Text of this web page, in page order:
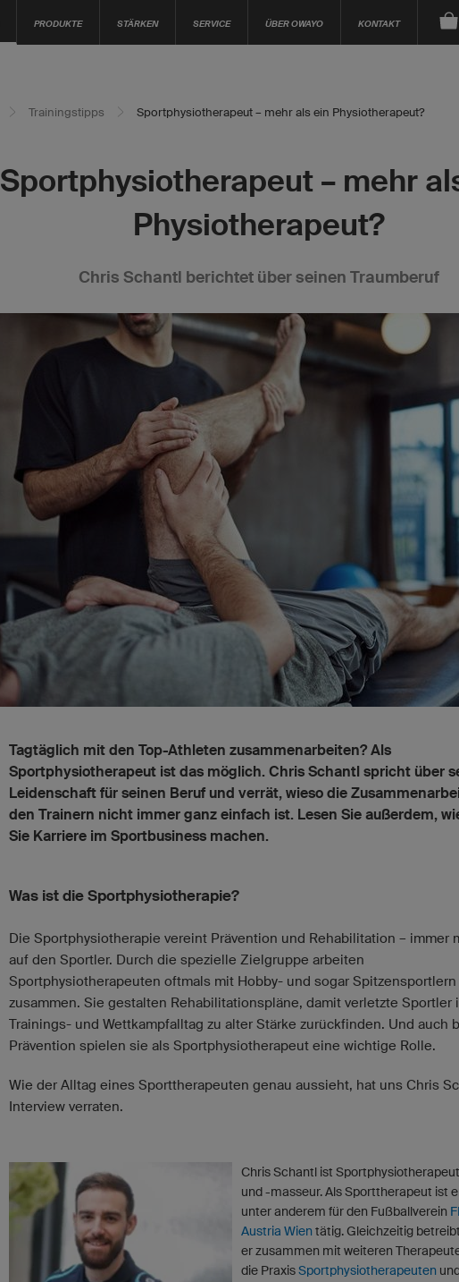
PRODUKTE STÄRKEN SERVICE ÜBER OWAYO KONTAKT
Trainingstipps Sportphysiotherapeut – mehr als ein Physiotherapeut?
Sportphysiotherapeut – mehr
Physiotherapeut?
Chris Schantl berichtet über seinen Traumberuf
Tagtäglich mit den Top-Athleten zusammenarbeiten? Als
Sportphysiotherapeut ist das möglich. Chris Schantl spricht über
Leidenschaft für seinen Beruf und verrät, wieso die
den Trainern nicht immer ganz einfach ist. Lesen Sie außerdem,
Sie Karriere im Sportbusiness machen.
Was ist die Sportphysiotherapie?
Die Sportphysiotherapie vereint Prävention und Rehabilitation – immer
auf den Sportler. Durch die spezielle Zielgruppe arbeiten
Sportphysiotherapeuten oftmals mit Hobby- und sogar Spitzensportlern
zusammen. Sie gestalten Rehabilitationspläne, damit verletzte Sportler
Trainings- und Wettkampfalltag zu alter Stärke zurückfinden. Und auch
Prävention spielen sie als Sportphysiotherapeut eine wichtige Rolle.
Wie der Alltag eines Sporttherapeuten genau aussieht, hat uns Chris
Interview verraten.
Chris Schantl ist Sportphysiotherapeut
und -masseur. Als Sporttherapeut ist
unter anderem für den Fußballverein
Austria Wientätig. Gleichzeitig betreibt
er zusammen mit weiteren
die PraxisSportphysiotherapeuten